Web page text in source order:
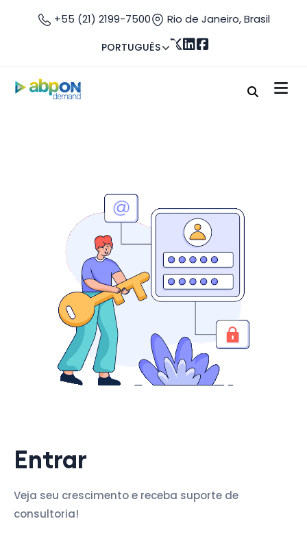
+55 (21) 2199-7500 Rio de Janeiro, Brasil
PORTUGUÊS
Entrar
Veja seu crescimento e receba suporte de
consultoria!